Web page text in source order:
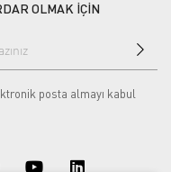
OLMAK İÇİN
posta almayı kabul